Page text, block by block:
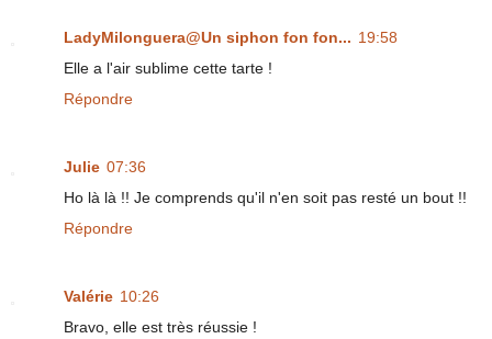
LadyMilonguera@Un siphon fon fon... 19:58
Elle a l'air sublime cette tarte !
Répondre
Julie 07:36
Ho là là !! Je comprends qu'il n'en soit pas resté un bout !!
Répondre
Valérie 10:26
Bravo, elle est très réussie !